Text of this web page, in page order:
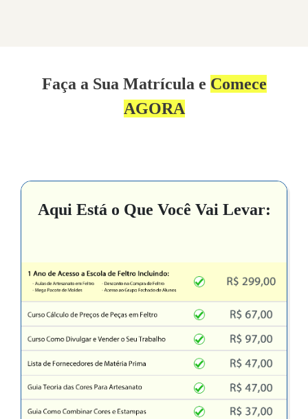
Faça a Sua Matrícula e Comece
AGORA
Aqui Está o Que Você Vai Levar: